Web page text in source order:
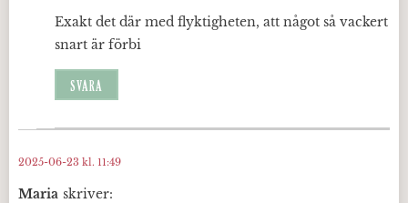
Exakt det där med flyktigheten, att något så vackert
snart är förbi
SVARA
Maria skriver:
2025-06-23 kl. 11:49